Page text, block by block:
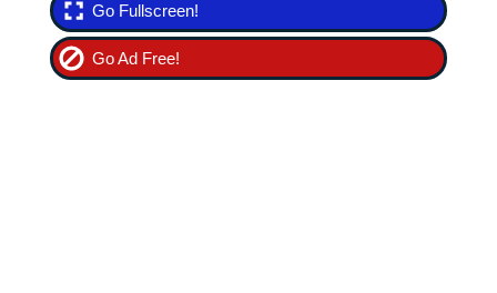
Go Fullscreen!
Go Ad Free!